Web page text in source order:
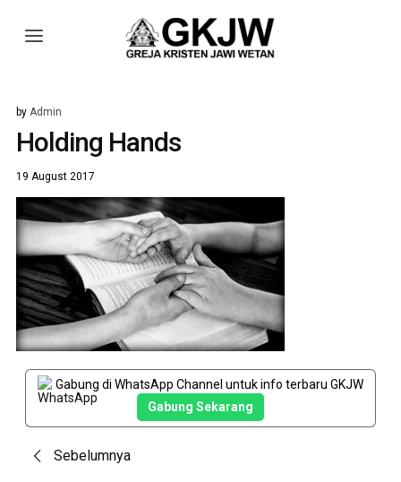
by Admin
Holding Hands
19 August 2017
Gabung di WhatsApp Channel untuk info terbaru GKJW
Gabung Sekarang
Post
Sebelumnya